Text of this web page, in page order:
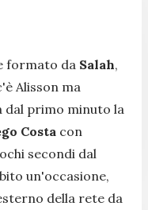
formato da Salah,
Alisson ma
dal primo minuto la
Costa con
secondi dal
un'occasione,
della rete da